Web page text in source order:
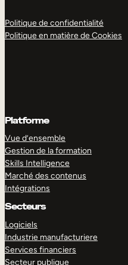
Politique de confidentialité
Politique en matière de Cookies
Platforme
Vue d’ensemble
Gestion de la formation
Skills Intelligence
Marché des contenus
Intégrations
Secteurs
Logiciels
Industrie manufacturiere
Services financiers
Secteur publique